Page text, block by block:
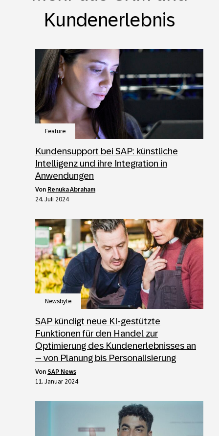
Kundenerlebnis
Feature
Kundensupport bei SAP: künstliche
Intelligenz und ihre Integration in
Anwendungen
von Renuka Abraham
24. Juli 2024
Newsbyte
SAP kündigt neue KI-gestützte
Funktionen für den Handel zur
Optimierung des Kundenerlebnisses an
– von Planung bis Personalisierung
von SAP News
11. Januar 2024